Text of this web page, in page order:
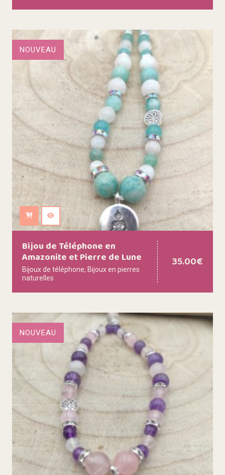
NOUVEAU
Ajouter au panier
Bijou de Téléphone en
Amazonite et Pierre de Lune
Bijoux de téléphone, Bijoux en pierres
naturelles
35.00€
NOUVEAU